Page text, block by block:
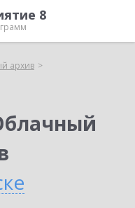
8
архив